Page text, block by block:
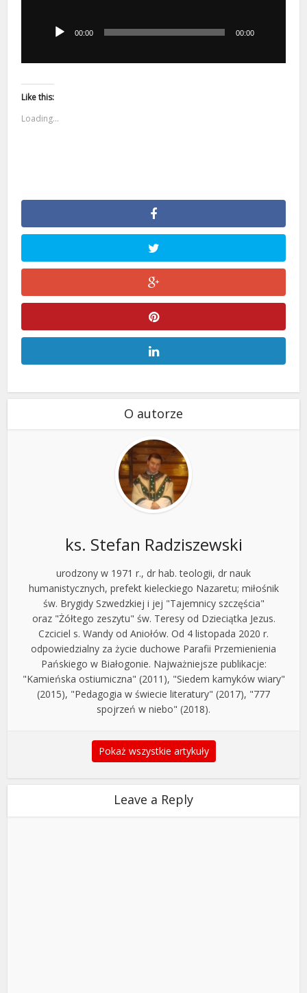
dźwiękowych00:00 00:00
Like this:
Loading...
O autorze
ks. Stefan Radziszewski
urodzony w 1971 r., dr hab. teologii, dr nauk
humanistycznych, prefekt kieleckiego Nazaretu; miłośnik
św. Brygidy Szwedzkiej i jej "Tajemnicy szczęścia"
oraz "Żółtego zeszytu" św. Teresy od Dzieciątka Jezus.
Czciciel s. Wandy od Aniołów. Od 4 listopada 2020 r.
odpowiedzialny za życie duchowe Parafii Przemienienia
Pańskiego w Białogonie. Najważniejsze publikacje:
"Kamieńska ostiumiczna" (2011), "Siedem kamyków wiary"
(2015), "Pedagogia w świecie literatury" (2017), "777
spojrzeń w niebo" (2018).
Pokaż wszystkie artykuły
Leave a Reply